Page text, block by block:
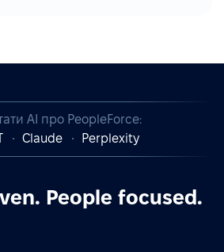
AI про PeopleForce:
Claude Perplexity
People focused.